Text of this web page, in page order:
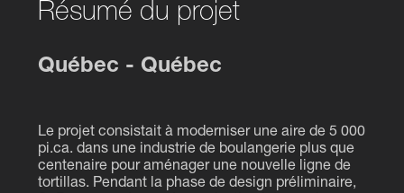
Résumé du projet
Québec - Québec
Le projet consistait à moderniser une aire de 5 000
pi.ca. dans une industrie de boulangerie plus que
centenaire pour aménager une nouvelle ligne de
tortillas. Pendant la phase de design préliminaire,